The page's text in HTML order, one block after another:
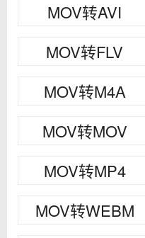
MOV转AVI
MOV转FLV
MOV转M4A
MOV转MOV
MOV转MP4
MOV转WEBM